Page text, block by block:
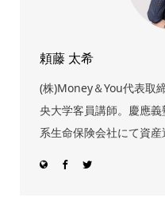
頼藤 太希
(株)Money＆You代表取
央大学客員講師。慶應
系生命保険会社にて資